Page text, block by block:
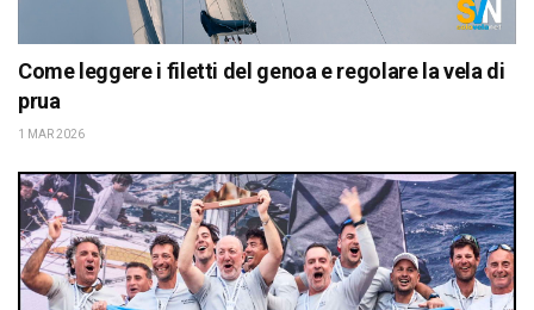
Come leggere i filetti del genoa e regolare la vela di
prua
1 MAR 2026